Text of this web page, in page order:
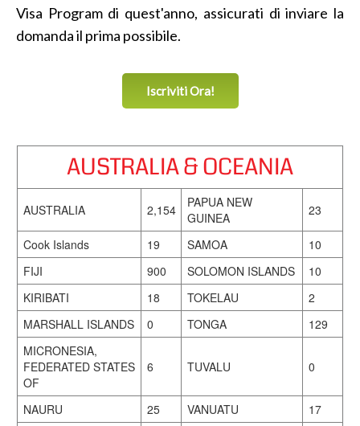
Visa Program di quest'anno, assicurati di inviare la
domanda il prima possibile.
Iscriviti Ora!
AUSTRALIA & OCEANIA
AUSTRALIA 2,154
PAPUA NEW
GUINEA
23
Cook Islands 19 SAMOA
10
FIJI
900 SOLOMON ISLANDS
10
KIRIBATI
18 TOKELAU
2
MARSHALL ISLANDS
0 TONGA
129
MICRONESIA,
FEDERATED STATES
OF
6 TUVALU 0
NAURU 25 VANUATU
17